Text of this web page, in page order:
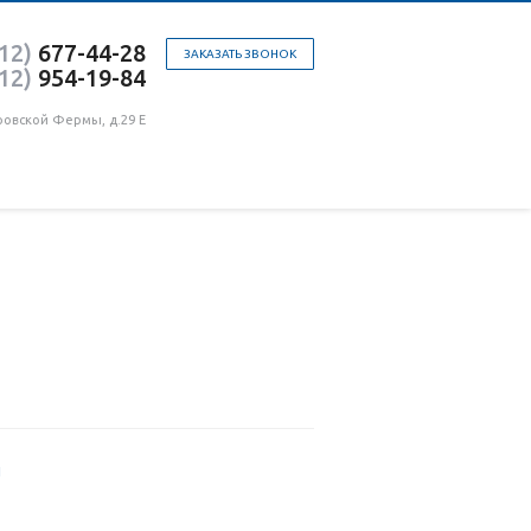
ЗАКАЗАТЬ ЗВОНОК
677-44-28
954-19-84
Фермы, д.29 Е